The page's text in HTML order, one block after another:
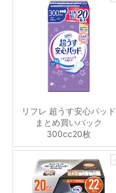
リフレ 超うす安心パッド
まとめ買いパック
300cc20枚